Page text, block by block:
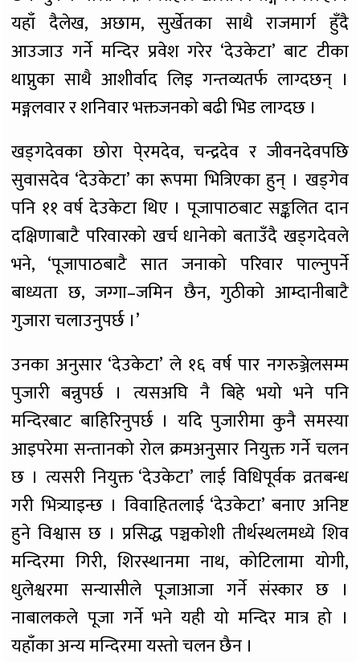
यहाँ दैलेख, अछाम, सुर्खेतका साथै राजमार्ग हुँदै
आउजाउ गर्ने मन्दिर प्रवेश गरेर ‘देउकेटा’ बाट टीका
थाप्नुका साथै आशीर्वाद लिइ गन्तव्यतर्फ लाग्दछन् ।
मङ्गलवार र शनिवार भक्तजनको बढी भिड लाग्दछ ।
खड्गदेवका छोरा पे्रमदेव, चन्द्रदेव र जीवनदेवपछि
सुवासदेव ‘देउकेटा’ का रूपमा भित्रिएका हुन् । खड्गेव
पनि ११ वर्ष देउकेटा थिए । पूजापाठबाट सङ्कलित दान
दक्षिणाबाटै परिवारको खर्च धानेको बताउँदै खड्गदेवले
भने, ‘पूजापाठबाटै सात जनाको परिवार पाल्नुपर्ने
बाध्यता छ, जग्गा–जमिन छैन, गुठीको आम्दानीबाटै
गुजारा चलाउनुपर्छ ।’
उनका अनुसार ‘देउकेटा’ ले १६ वर्ष पार नगरुञ्जेलसम्म
पुजारी बन्नुपर्छ । त्यसअघि नै बिहे भयो भने पनि
मन्दिरबाट बाहिरिनुपर्छ । यदि पुजारीमा कुनै समस्या
आइपरेमा सन्तानको रोल क्रमअनुसार नियुक्त गर्ने चलन
छ । त्यसरी नियुक्त ‘देउकेटा’ लाई विधिपूर्वक व्रतबन्ध
गरी भित्र्याइन्छ । विवाहितलाई ‘देउकेटा’ बनाए अनिष्ट
हुने विश्वास छ । प्रसिद्ध पञ्चकोशी तीर्थस्थलमध्ये शिव
मन्दिरमा गिरी, शिरस्थानमा नाथ, कोटिलामा योगी,
धुलेश्वरमा सन्यासीले पूजाआजा गर्ने संस्कार छ ।
नाबालकले पूजा गर्ने भने यही यो मन्दिर मात्र हो ।
यहाँका अन्य मन्दिरमा यस्तो चलन छैन ।